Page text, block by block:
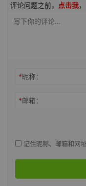
评论问题之前， 点击我
*昵称：
*邮箱：
记住昵称、邮箱和网